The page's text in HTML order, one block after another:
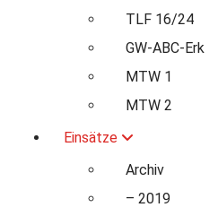
TLF 16/24
GW-ABC-Erk
MTW 1
MTW 2
Einsätze
Archiv
– 2019